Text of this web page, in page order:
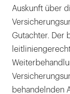
Auskunft über
Gutachter. Der
behandelnden